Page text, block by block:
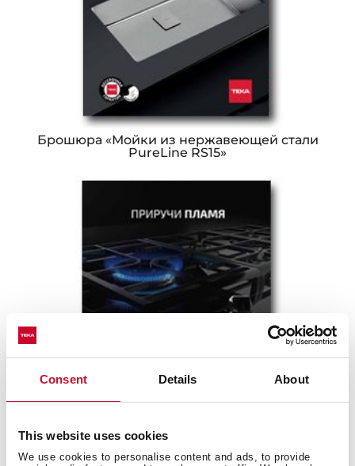
Consent Details About
This website uses cookies
We use cookies to personalise content and ads, to provide
Брошюра «Мойки из нержавеющей стали
PureLine RS15»